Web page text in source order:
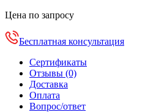
Цена по запросу
Бесплатная консультация
Сертификаты
Отзывы (0)
Доставка
Оплата
Вопрос/ответ